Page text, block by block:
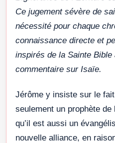
Ce jugement sévère de
nécessité pour chaque
connaissance directe et
inspirés de la Sainte Bible
commentaire sur Isaïe.
Jérôme y insiste sur le fait
seulement un prophète de
qu’il est aussi un
nouvelle alliance, en